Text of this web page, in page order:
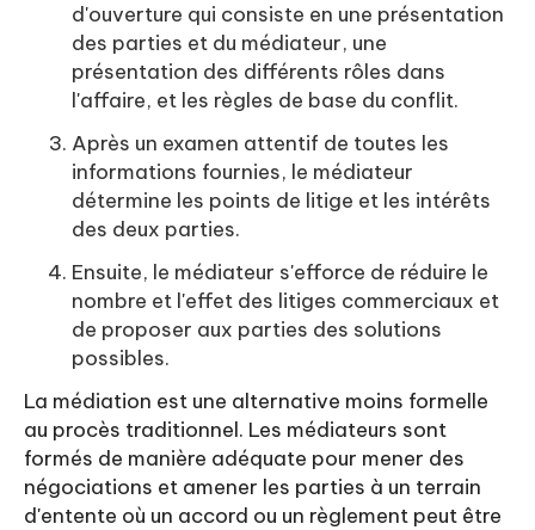
d'ouverture qui consiste en une présentation
des parties et du médiateur, une
présentation des différents rôles dans
l'affaire, et les règles de base du conflit.
Après un examen attentif de toutes les
informations fournies, le médiateur
détermine les points de litige et les intérêts
des deux parties.
Ensuite, le médiateur s'efforce de réduire le
nombre et l'effet des litiges commerciaux et
de proposer aux parties des solutions
possibles.
La médiation est une alternative moins formelle
au procès traditionnel. Les médiateurs sont
formés de manière adéquate pour mener des
négociations et amener les parties à un terrain
d'entente où un accord ou un règlement peut être